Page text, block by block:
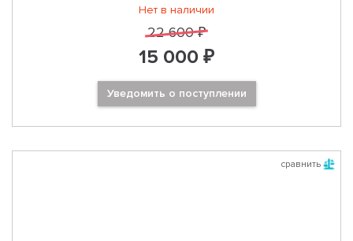
Нет в наличии
22 600 ₽
15 000 ₽
Уведомить о поступлении
сравнить